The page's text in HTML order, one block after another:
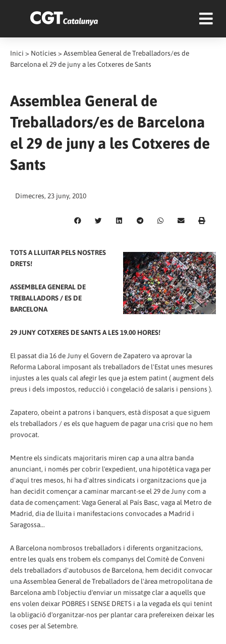
Inici > Notícies > Assemblea General de Treballadors/es de
Barcelona el 29 de juny a les Cotxeres de Sants
Assemblea General de
Treballadors/es de Barcelona
el 29 de juny a les Cotxeres de
Sants
Dimecres, 23 juny, 2010
TOTS A LLUITAR PELS NOSTRES
DRETS!
ASSEMBLEA GENERAL DE
TREBALLADORS / ES DE
BARCELONA
29 JUNY COTXERES DE SANTS A LES 19.00 HORES!
El passat dia 16 de Juny el Govern de Zapatero va aprovar la
Reforma Laboral imposant als treballadors de l'Estat unes mesures
injustes a les quals cal afegir les que ja estem patint ( augment dels
preus i dels impostos, reducció i congelació de salaris i pensions ).
Zapatero, obeint a patrons i banquers, està disposat a que siguem
els treballadors / es els que haguem de pagar una crisi que no hem
provocat.
Mentre els sindicats majoritaris miren cap a una altra banda
anunciant, i només per cobrir l'expedient, una hipotètica vaga per
d'aquí tres mesos, hi ha d'altres sindicats i organitzacions que ja
han decidit començar a caminar marcant-se el 29 de Juny com a
data de començament: Vaga General al País Basc, vaga al Metro de
Madrid, dia de lluita i manifestacions convocades a Madrid i
Saragossa...
A Barcelona nombrosos treballadors i diferents organitzacions,
entre les quals ens trobem els companys del Comitè de Conveni
dels treballadors d'autobusos de Barcelona, hem decidit convocar
una Assemblea General de Treballadors de l'àrea metropolitana de
Barcelona amb l'objectiu d'enviar un missatge clar a aquells que
ens volen deixar POBRES I SENSE DRETS i a la vegada els qui tenint
la obligació d'organitzar-nos per plantar cara prefereixen deixar les
coses per al Setembre.